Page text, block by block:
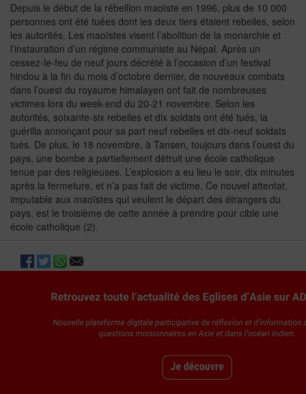
Depuis le début de la rébellion maoïste en 1996, plus de 10 000
personnes ont été tuées dont les deux tiers étaient rebelles, selon
les autorités. Les maoïstes visent l’abolition de la monarchie et
l’instauration d’un régime communiste au Népal. Après un
cessez-le-feu de neuf jours décrété à l’occasion d’un festival
hindou à la fin du mois d’octobre dernier, de nouveaux combats
dans l’ouest du royaume himalayen ont fait de nombreuses
victimes lors du week-end du 20-21 novembre. Selon les
autorités, soixante-six rebelles et dix soldats ont été tués, la
guérilla annonçant pour sa part neuf rebelles et dix-neuf soldats
tués. De plus, le 18 novembre, à Tansen, toujours dans l’ouest du
pays, une bombe a partiellement détruit une école catholique
tenue par des religieuses. L’explosion a eu lieu le soir, dix minutes
après la fermeture, et n’a pas fait de victime. Ce nouvel attentat,
imputable aux maoïstes qui veulent le départ des étrangers du
pays, est le troisième de cette année à prendre pour cible une
école catholique (2).